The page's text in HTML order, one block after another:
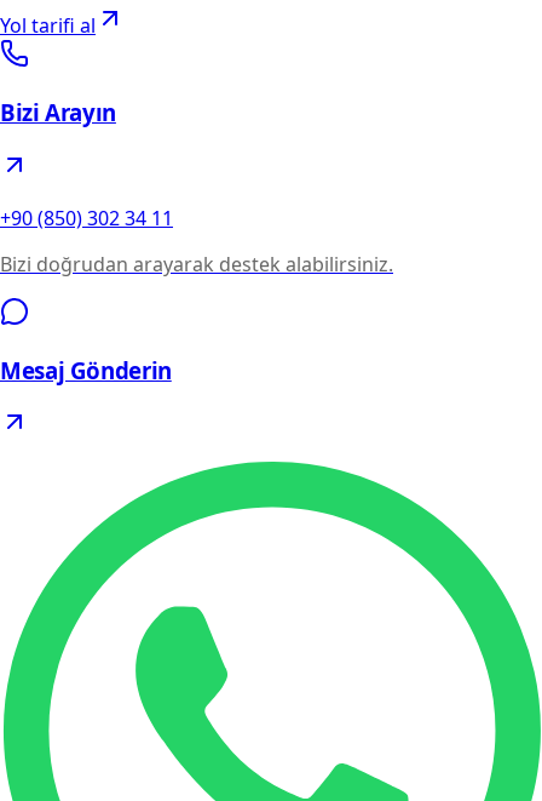
Yol tarifi al
Bizi Arayın
+90 (850) 302 34 11
Bizi doğrudan arayarak destek alabilirsiniz.
Mesaj Gönderin